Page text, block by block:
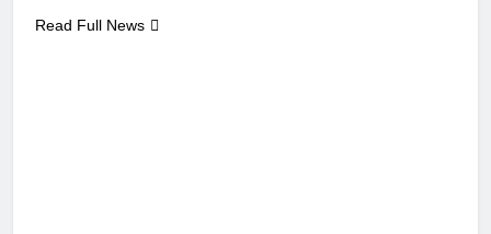
Read Full News